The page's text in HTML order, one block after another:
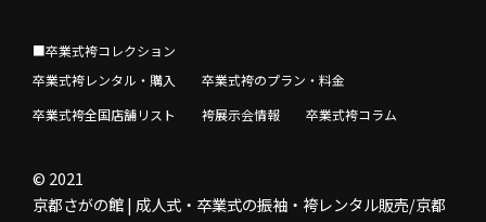
■卒業式袴コレクション
卒業式袴レンタル・購入
卒業式袴のプラン・料金
卒業式袴全国店舗リスト
袴展示会情報 卒業式袴コラム
© 2021
京都さがの館 | 成人式・卒業式の振袖・袴レンタル販売/京都